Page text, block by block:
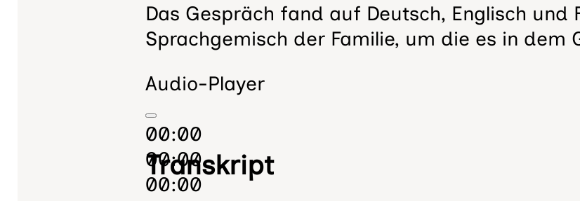
Das Gespräch fand auf Deutsch, Englisch und
Sprachgemisch der Familie, um die es in dem
Audio-Player
00:00
00:00
00:00
Transkript